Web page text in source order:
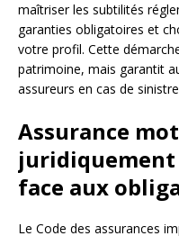
maîtriser les subtilités
garanties obligatoires et
votre profil. Cette
patrimoine, mais garantit
assureurs en cas de
Assurance
juridiquement
face aux
Le Code des assurances